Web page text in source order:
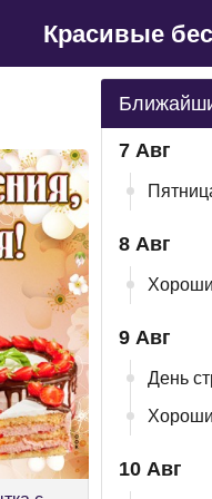
Красивые
7 Авг
8 Авг
9 Авг
День
10 Авг